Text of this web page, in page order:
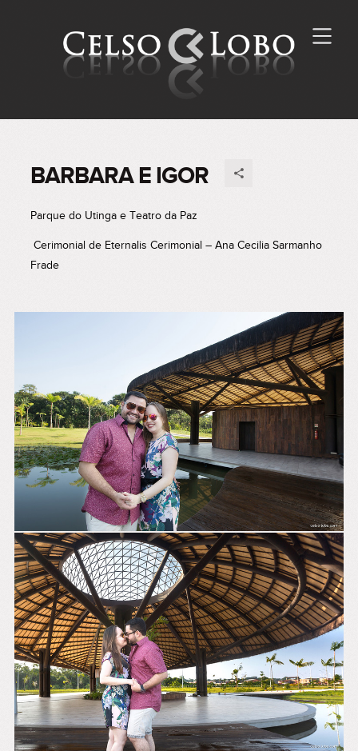
BARBARA E IGOR
Parque do Utinga e Teatro da Paz
Cerimonial de Eternalis Cerimonial – Ana Cecilia Sarmanho
Frade